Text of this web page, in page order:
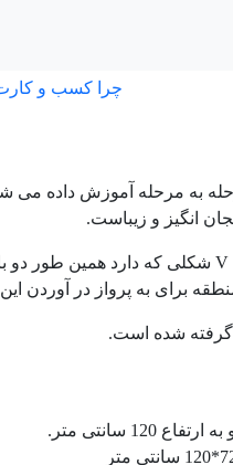
چرا کسب و
به مرحله آموزش داده می
انگیز و زیباست.
V
برای به پرواز در آوردن